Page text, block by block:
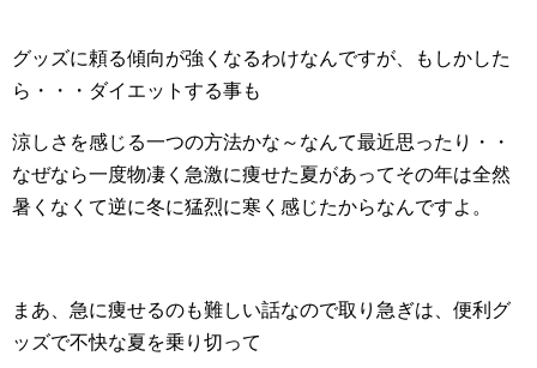
グッズに頼る傾向が強くなるわけなんですが、もしかした
ら・・・ダイエットする事も
涼しさを感じる一つの方法かな～なんて最近思ったり・・
なぜなら一度物凄く急激に痩せた夏があってその年は全然
暑くなくて逆に冬に猛烈に寒く感じたからなんですよ。
まあ、急に痩せるのも難しい話なので取り急ぎは、便利グ
ッズで不快な夏を乗り切って